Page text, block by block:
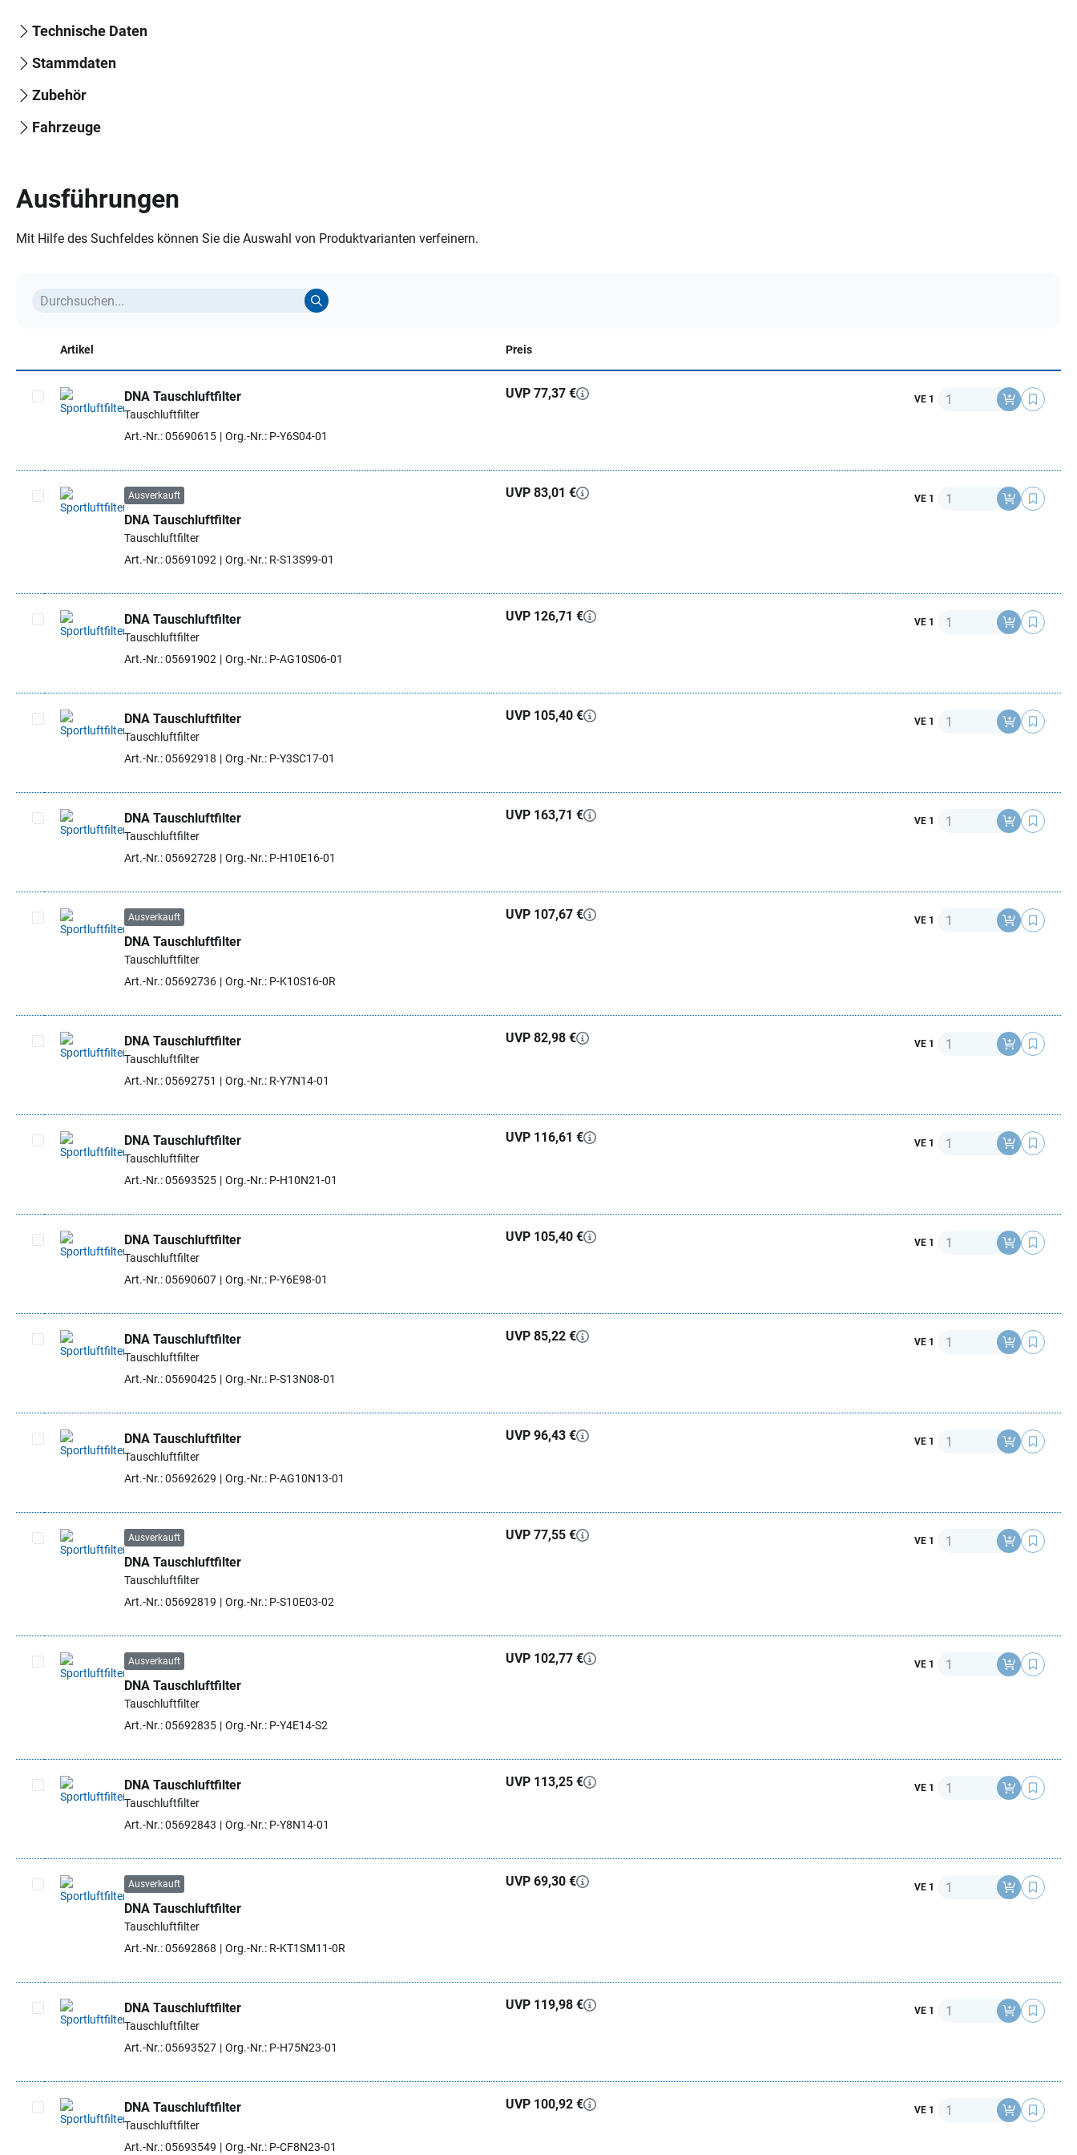
Technische Daten
Stammdaten
Zubehör
Fahrzeuge
Ausführungen
Mit Hilfe des Suchfeldes können Sie die Auswahl von Produktvarianten verfeinern.
Artikel Preis
Artikel auswählen
DNA Tauschluftfilter
Tauschluftfilter
Art.-Nr.: 05690615
Org.-Nr.: P-Y6S04-01
UVP 77,37 € VE 1 Anzahl
Artikel auswählen
Ausverkauft
DNA Tauschluftfilter
Tauschluftfilter
Art.-Nr.: 05691092
Org.-Nr.: R-S13S99-01
UVP 83,01 € VE 1 Anzahl
Artikel auswählen
DNA Tauschluftfilter
Tauschluftfilter
Art.-Nr.: 05691902
Org.-Nr.: P-AG10S06-01
UVP 126,71 € VE 1 Anzahl
Artikel auswählen
DNA Tauschluftfilter
Tauschluftfilter
Art.-Nr.: 05692918
Org.-Nr.: P-Y3SC17-01
UVP 105,40 € VE 1 Anzahl
Artikel auswählen
DNA Tauschluftfilter
Tauschluftfilter
Art.-Nr.: 05692728
Org.-Nr.: P-H10E16-01
UVP 163,71 € VE 1 Anzahl
Artikel auswählen
Ausverkauft
DNA Tauschluftfilter
Tauschluftfilter
Art.-Nr.: 05692736
Org.-Nr.: P-K10S16-0R
UVP 107,67 € VE 1 Anzahl
Artikel auswählen
DNA Tauschluftfilter
Tauschluftfilter
Art.-Nr.: 05692751
Org.-Nr.: R-Y7N14-01
UVP 82,98 € VE 1 Anzahl
Artikel auswählen
DNA Tauschluftfilter
Tauschluftfilter
Art.-Nr.: 05693525
Org.-Nr.: P-H10N21-01
UVP 116,61 € VE 1 Anzahl
Artikel auswählen
DNA Tauschluftfilter
Tauschluftfilter
Art.-Nr.: 05690607
Org.-Nr.: P-Y6E98-01
UVP 105,40 € VE 1 Anzahl
Artikel auswählen
DNA Tauschluftfilter
Tauschluftfilter
Art.-Nr.: 05690425
Org.-Nr.: P-S13N08-01
UVP 85,22 € VE 1 Anzahl
Artikel auswählen
DNA Tauschluftfilter
Tauschluftfilter
Art.-Nr.: 05692629
Org.-Nr.: P-AG10N13-01
UVP 96,43 € VE 1 Anzahl
Artikel auswählen
Ausverkauft
DNA Tauschluftfilter
Tauschluftfilter
Art.-Nr.: 05692819
Org.-Nr.: P-S10E03-02
UVP 77,55 € VE 1 Anzahl
Artikel auswählen
Ausverkauft
DNA Tauschluftfilter
Tauschluftfilter
Art.-Nr.: 05692835
Org.-Nr.: P-Y4E14-S2
UVP 102,77 € VE 1 Anzahl
Artikel auswählen
DNA Tauschluftfilter
Tauschluftfilter
Art.-Nr.: 05692843
Org.-Nr.: P-Y8N14-01
UVP 113,25 € VE 1 Anzahl
Artikel auswählen
Ausverkauft
DNA Tauschluftfilter
Tauschluftfilter
Art.-Nr.: 05692868
Org.-Nr.: R-KT1SM11-0R
UVP 69,30 € VE 1 Anzahl
Artikel auswählen
DNA Tauschluftfilter
Tauschluftfilter
Art.-Nr.: 05693527
Org.-Nr.: P-H75N23-01
UVP 119,98 € VE 1 Anzahl
Artikel auswählen
DNA Tauschluftfilter
Tauschluftfilter
Art.-Nr.: 05693549
Org.-Nr.: P-CF8N23-01
UVP 100,92 € VE 1 Anzahl